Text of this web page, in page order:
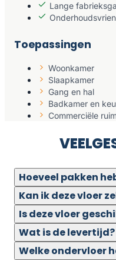
Lange
Toepassingen
Woonkamer
Slaapkamer
Gang en hal
Badkamer en
Commerciële
Hoeveel pakken
Kan ik deze vloer
Is deze vloer
Wat is de levertijd?
Welke ondervloer